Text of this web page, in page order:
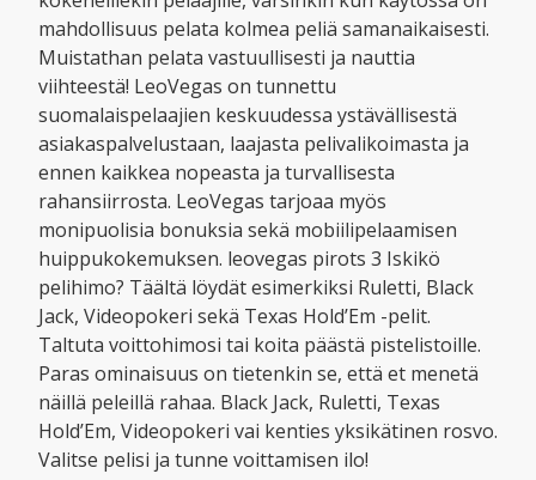
mahdollisuus pelata kolmea peliä samanaikaisesti.
Muistathan pelata vastuullisesti ja nauttia
viihteestä! LeoVegas on tunnettu
suomalaispelaajien keskuudessa ystävällisestä
asiakaspalvelustaan, laajasta pelivalikoimasta ja
ennen kaikkea nopeasta ja turvallisesta
rahansiirrosta. LeoVegas tarjoaa myös
monipuolisia bonuksia sekä mobiilipelaamisen
huippukokemuksen. leovegas pirots 3 Iskikö
pelihimo? Täältä löydät esimerkiksi Ruletti, Black
Jack, Videopokeri sekä Texas Hold’Em -pelit.
Taltuta voittohimosi tai koita päästä pistelistoille.
Paras ominaisuus on tietenkin se, että et menetä
näillä peleillä rahaa. Black Jack, Ruletti, Texas
Hold’Em, Videopokeri vai kenties yksikätinen rosvo.
Valitse pelisi ja tunne voittamisen ilo!